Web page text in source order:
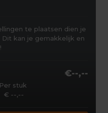
te plaatsen dien je
kan je gemakkelijk en
€--,--
Per stuk
€ --,--